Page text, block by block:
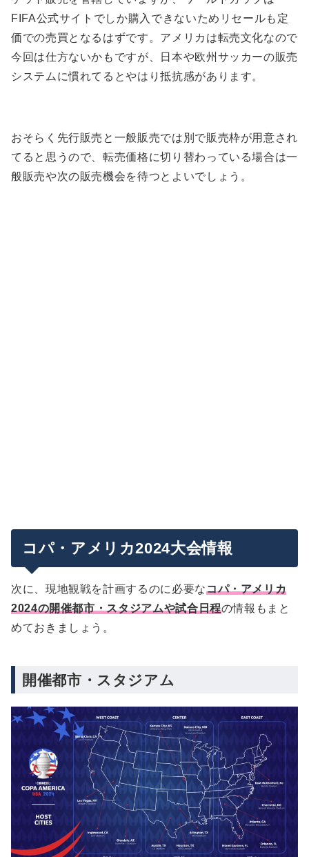
FIFA公式サイトでしか購入できないためリセールも定
価での売買となるはずです。アメリカは転売文化なので
今回は仕方ないかもですが、日本や欧州サッカーの販売
システムに慣れてるとやはり抵抗感があります。
おそらく先行販売と一般販売では別で販売枠が用意され
てると思うので、転売価格に切り替わっている場合は一
般販売や次の販売機会を待つとよいでしょう。
コパ・アメリカ2024大会情報
次に、現地観戦を計画するのに必要なコパ・アメリカ
2024の開催都市・スタジアムや試合日程の情報もまと
めておきましょう。
開催都市・スタジアム